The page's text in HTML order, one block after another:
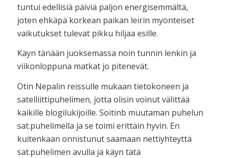
tuntui edellisiä päiviä paljon energisemmältä,
joten ehkäpä korkean paikan leirin myönteiset
vaikutukset tulevat pikku hiljaa esille.
Käyn tänään juoksemassa noin tunnin lenkin ja
viikonloppuna matkat jo pitenevät.
Otin Nepalin reissulle mukaan tietokoneen ja
satelliittipuhelimen, jotta olisin voinut välittää
kaikille blogilukijoille. Soitinb muutaman puhelun
sat.puhelimella ja se toimi erittäin hyvin. En
kuitenkaan onnistunut saamaan nettiyhteyttä
sat.puhelimen avulla ja käyn tätä